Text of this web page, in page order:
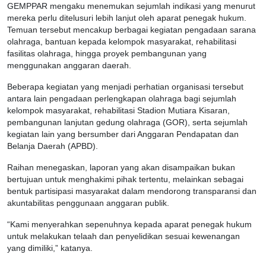
GEMPPAR mengaku menemukan sejumlah indikasi yang menurut
mereka perlu ditelusuri lebih lanjut oleh aparat penegak hukum.
Temuan tersebut mencakup berbagai kegiatan pengadaan sarana
olahraga, bantuan kepada kelompok masyarakat, rehabilitasi
fasilitas olahraga, hingga proyek pembangunan yang
menggunakan anggaran daerah.
Beberapa kegiatan yang menjadi perhatian organisasi tersebut
antara lain pengadaan perlengkapan olahraga bagi sejumlah
kelompok masyarakat, rehabilitasi Stadion Mutiara Kisaran,
pembangunan lanjutan gedung olahraga (GOR), serta sejumlah
kegiatan lain yang bersumber dari Anggaran Pendapatan dan
Belanja Daerah (APBD).
Raihan menegaskan, laporan yang akan disampaikan bukan
bertujuan untuk menghakimi pihak tertentu, melainkan sebagai
bentuk partisipasi masyarakat dalam mendorong transparansi dan
akuntabilitas penggunaan anggaran publik.
“Kami menyerahkan sepenuhnya kepada aparat penegak hukum
untuk melakukan telaah dan penyelidikan sesuai kewenangan
yang dimiliki,” katanya.